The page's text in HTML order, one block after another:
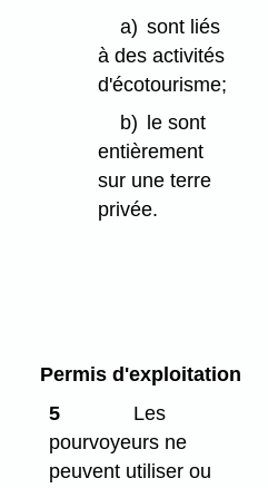
a) sont liés
à des activités
d'écotourisme;
b)
le sont
entièrement
sur une terre
privée.
Permis d'exploitation
5
Les
pourvoyeurs ne
peuvent utiliser ou